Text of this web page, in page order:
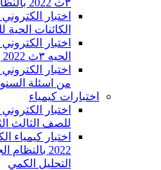
٣ث 2022 بالنظام الجديد
اختبار
الكائنات الحية
اختبار
الحيه ٣ث 2022 بالنظام الجديد
اختبار
من اسئلة السنوات
اختبارات كيمياء
اختبار
للصف الثالث الثانوى 2022
اختبار كيمياء
2022
التحليل الكمي